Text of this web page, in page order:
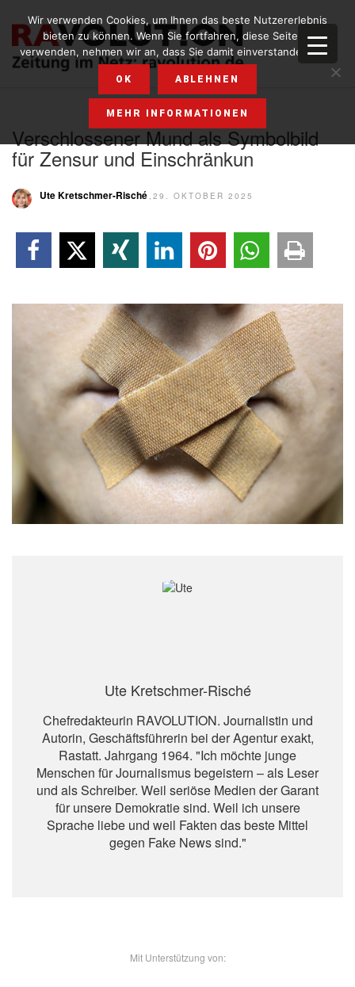
Verschlossener Mund als Symbolbild
für Zensur und Einschränkun
Ute Kretschmer-Risché ,29. OKTOBER 2025
Ute Kretschmer-Risché
Chefredakteurin RAVOLUTION. Journalistin und
Autorin, Geschäftsführerin bei der Agentur exakt,
Rastatt. Jahrgang 1964. "Ich möchte junge
Menschen für Journalismus begeistern – als Leser
und als Schreiber. Weil seriöse Medien der Garant
für unsere Demokratie sind. Weil ich unsere
Sprache liebe und weil Fakten das beste Mittel
gegen Fake News sind."
- Unsere Sponsoren -
Wir verwenden Cookies, um Ihnen das beste Nutzererlebnis
bieten zu können. Wenn Sie fortfahren, diese Seite zu
verwenden, nehmen wir an, dass Sie damit einverstanden sind.
OK ABLEHNEN
MEHR INFORMATIONEN